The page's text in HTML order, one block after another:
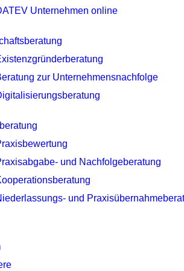
Unternehmen online
zur Unternehmensnachfolge
und Nachfolgeberatung
und